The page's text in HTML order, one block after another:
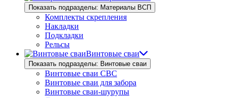
Показать подразделы: Материалы ВСП
Комплекты скрепления
Накладки
Подкладки
Рельсы
Винтовые сваи
Показать подразделы: Винтовые сваи
Винтовые сваи СВС
Винтовые сваи для забора
Винтовые сваи-шурупы